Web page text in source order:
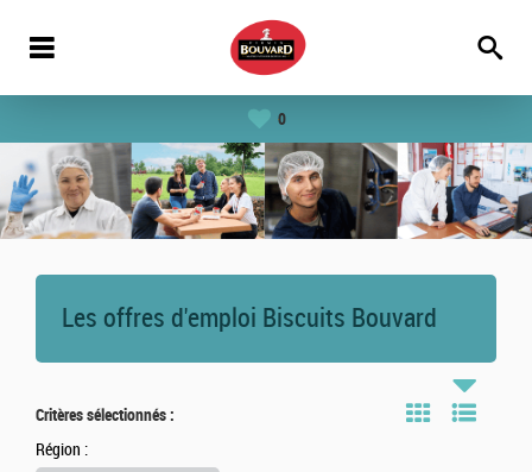
0
Les offres d'emploi Biscuits Bouvard
Critères sélectionnés :
Région :